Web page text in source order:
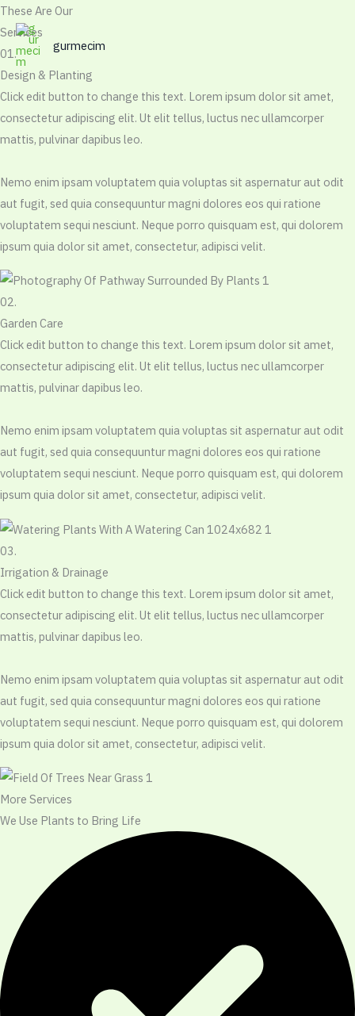
İçeriğe
atla
gurmecim
These Are Our​
Services​
01.​
Design & Planting​
Click edit button to change this text. Lorem ipsum dolor sit amet,
consectetur adipiscing elit. Ut elit tellus, luctus nec ullamcorper
mattis, pulvinar dapibus leo.
Nemo enim ipsam voluptatem quia voluptas sit aspernatur aut odit
aut fugit, sed quia consequuntur magni dolores eos qui ratione
voluptatem sequi nesciunt. Neque porro quisquam est, qui dolorem
ipsum quia dolor sit amet, consectetur, adipisci velit.
02.
Garden Care
Click edit button to change this text. Lorem ipsum dolor sit amet,
consectetur adipiscing elit. Ut elit tellus, luctus nec ullamcorper
mattis, pulvinar dapibus leo.
Nemo enim ipsam voluptatem quia voluptas sit aspernatur aut odit
aut fugit, sed quia consequuntur magni dolores eos qui ratione
voluptatem sequi nesciunt. Neque porro quisquam est, qui dolorem
ipsum quia dolor sit amet, consectetur, adipisci velit.
03.
Irrigation & Drainage
Click edit button to change this text. Lorem ipsum dolor sit amet,
consectetur adipiscing elit. Ut elit tellus, luctus nec ullamcorper
mattis, pulvinar dapibus leo.
Nemo enim ipsam voluptatem quia voluptas sit aspernatur aut odit
aut fugit, sed quia consequuntur magni dolores eos qui ratione
voluptatem sequi nesciunt. Neque porro quisquam est, qui dolorem
ipsum quia dolor sit amet, consectetur, adipisci velit.
More Services​
We Use Plants to Bring Life